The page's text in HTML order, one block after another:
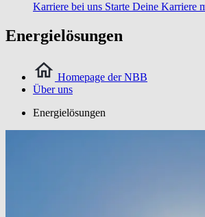
Karriere bei uns Starte Deine Karriere
Energielösungen
Homepage der NBB
Über uns
Energielösungen